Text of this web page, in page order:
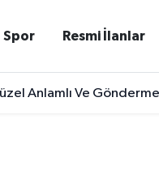
Spor Resmi İlanlar
Anlamlı Ve